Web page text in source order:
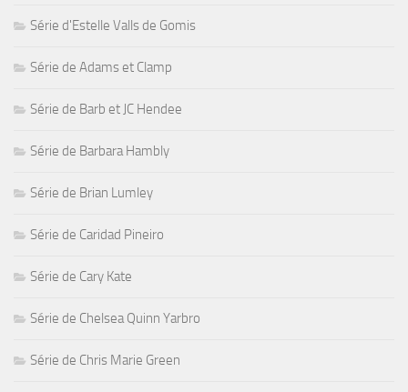
Série d'Estelle Valls de Gomis
Série de Adams et Clamp
Série de Barb et JC Hendee
Série de Barbara Hambly
Série de Brian Lumley
Série de Caridad Pineiro
Série de Cary Kate
Série de Chelsea Quinn Yarbro
Série de Chris Marie Green